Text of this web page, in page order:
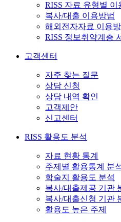
RISS 자료 유형별 이
복사/대출 이용방법
해외전자자료 이용
RISS 정보취약계층
고객센터
자주 찾는 질문
상담 신청
상담 내역 확인
고객제안
신고센터
RISS 활용도 분석
자료 현황 통계
주제별 활용통계 분
학술지 활용도 분석
복사/대출제공 기관
복사/대출신청 기관
활용도 높은 주제